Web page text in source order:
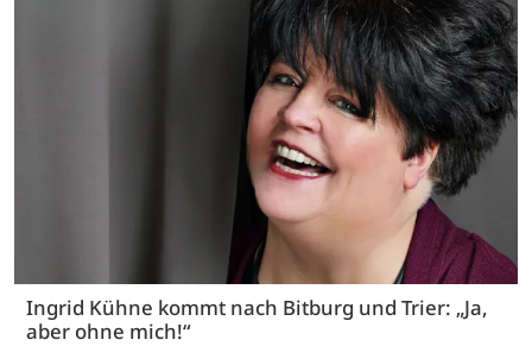
Ingrid Kühne kommt nach Bitburg und Trier: „Ja,
aber ohne mich!“